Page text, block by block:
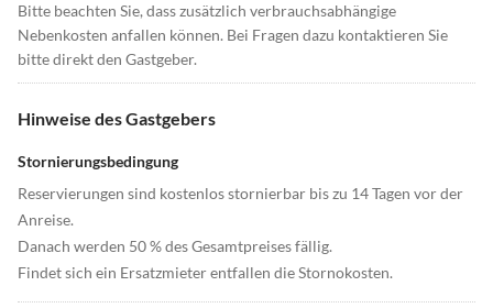
Bitte beachten Sie, dass zusätzlich verbrauchsabhängige
Nebenkosten anfallen können. Bei Fragen dazu kontaktieren Sie
bitte direkt den Gastgeber.
Hinweise des Gastgebers
Stornierungsbedingung
Reservierungen sind kostenlos stornierbar bis zu 14 Tagen vor der
Anreise.
Danach werden 50 % des Gesamtpreises fällig.
Findet sich ein Ersatzmieter entfallen die Stornokosten.